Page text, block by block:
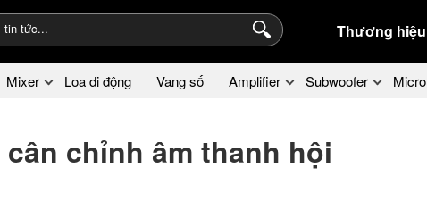
Thương hiệu
Mixer Loa di động Vang số Amplifier Subwoofer Micro
chỉnh âm thanh hội